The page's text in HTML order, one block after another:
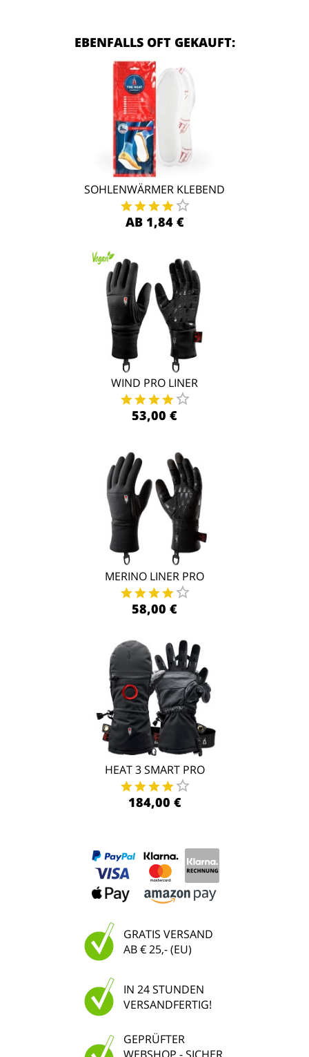
EBENFALLS OFT GEKAUFT:
SOHLENWÄRMER KLEBEND
AB 1,84 €
WIND PRO LINER
53,00 €
MERINO LINER PRO
58,00 €
HEAT 3 SMART PRO
184,00 €
GRATIS VERSAND
AB € 25,- (EU)
IN 24 STUNDEN
VERSANDFERTIG!
GEPRÜFTER